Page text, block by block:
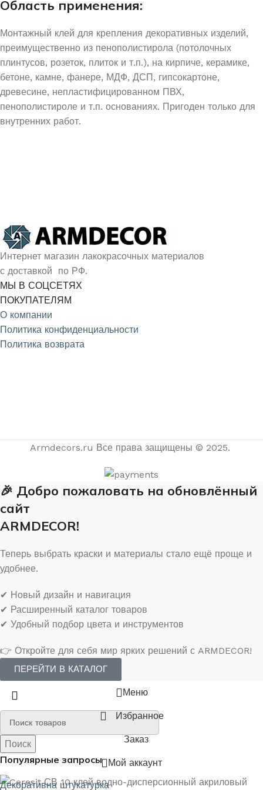
Область применения:
Монтажный клей для крепления декоративных изделий,
преимущественно из пенополистирола (потолочных
плинтусов, розеток, плиток и т.п.), на кирпиче, керамике,
бетоне, камне, фанере, МДФ, ДСП, гипсокартоне,
древесине, непластифицированном ПВХ,
пенополистироле и т.п. основаниях. Пригоден только для
внутренних работ.
Интернет магазин лакокрасочных материалов
с доставкой по РФ.
МЫ В СОЦСЕТЯХ
ПОКУПАТЕЛЯМ
О компании
Политика конфиденциальности
Политика возврата
Armdecors.ru Все права защищены © 2025. ​
🎉 Добро пожаловать на обновлённый
сайт
ARMDECOR!
Теперь выбрать краски и материалы стало ещё проще и
удобнее.
✔ Новый дизайн и навигация
✔ Расширенный каталог товаров
✔ Удобный подбор цвета и инструментов
👉 Откройте для себя мир ярких решений с ARMDECOR!
ПЕРЕЙТИ В КАТАЛОГ
Поиск
Популярные запросы
Декоративна штукатурка
Поиск
Меню
Избранное
Заказ
Мой аккаунт